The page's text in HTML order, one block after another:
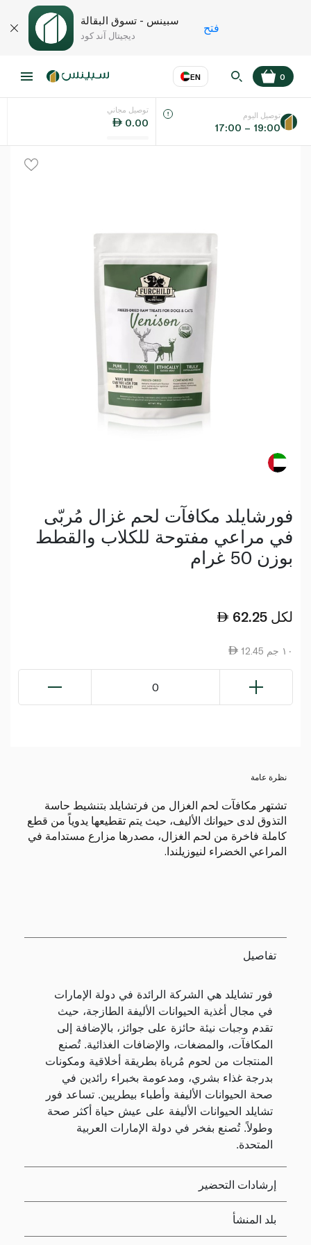
سبينس - تسوق البقالة
ديجيتال آند كود
فتح
EN
اللغة عر
0
توصيل مجاني
0.00
توصيل اليوم
17:00 – 19:00
فورشايلد مكافآت لحم غزال مُربّى
في مراعي مفتوحة للكلاب والقطط
بوزن 50 غرام
62.25 لكل
12.45 ١٠ جم
0
نظرة عامة
تشتهر مكافآت لحم الغزال من فرتشايلد بتنشيط حاسة
التذوق لدى حيوانك الأليف، حيث يتم تقطيعها يدوياً من قطع
كاملة فاخرة من لحم الغزال، مصدرها مزارع مستدامة في
المراعي الخضراء لنيوزيلندا.
تفاصيل
فور تشايلد هي الشركة الرائدة في دولة الإمارات
في مجال أغذية الحيوانات الأليفة الطازجة، حيث
تقدم وجبات نيئة حائزة على جوائز، بالإضافة إلى
المكافآت، والمضغات، والإضافات الغذائية. تُصنع
المنتجات من لحوم مُرباة بطريقة أخلاقية ومكونات
بدرجة غذاء بشري، ومدعومة بخبراء رائدين في
صحة الحيوانات الأليفة وأطباء بيطريين. تساعد فور
تشايلد الحيوانات الأليفة على عيش حياة أكثر صحة
وطولاً. تُصنع بفخر في دولة الإمارات العربية
المتحدة.
إرشادات التحضير
بلد المنشأ